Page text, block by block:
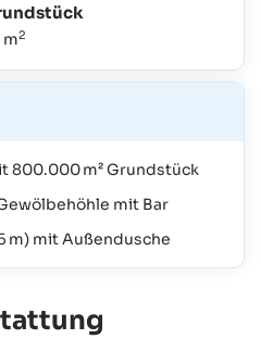
2
800.000 m² Grundstück
mit Bar
m) mit Außendusche